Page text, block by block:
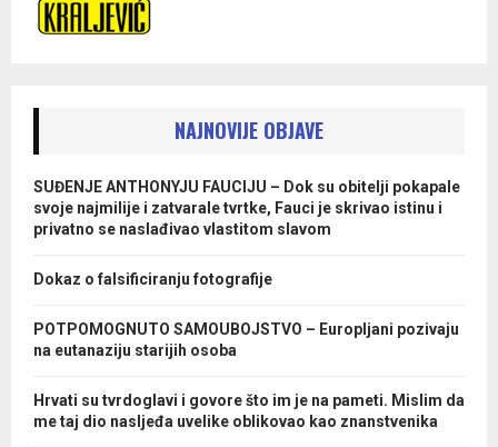
NAJNOVIJE OBJAVE
SUĐENJE ANTHONYJU FAUCIJU – Dok su obitelji pokapale
svoje najmilije i zatvarale tvrtke, Fauci je skrivao istinu i
privatno se naslađivao vlastitom slavom
Dokaz o falsificiranju fotografije
POTPOMOGNUTO SAMOUBOJSTVO – Europljani pozivaju
na eutanaziju starijih osoba
Hrvati su tvrdoglavi i govore što im je na pameti. Mislim da
me taj dio nasljeđa uvelike oblikovao kao znanstvenika